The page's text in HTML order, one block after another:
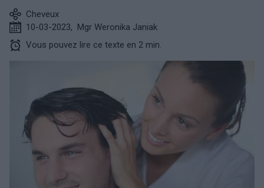
Cheveux
10-03-2023, Mgr Weronika Janiak
Vous pouvez lire ce texte en 2 min.